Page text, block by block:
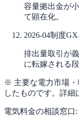
容量拠出金が
て顕在化。
2026-04制度
排出量取引が
に転嫁される段
※ 主要な電力市場・
したものです。詳細
電気料金の相談窓口: